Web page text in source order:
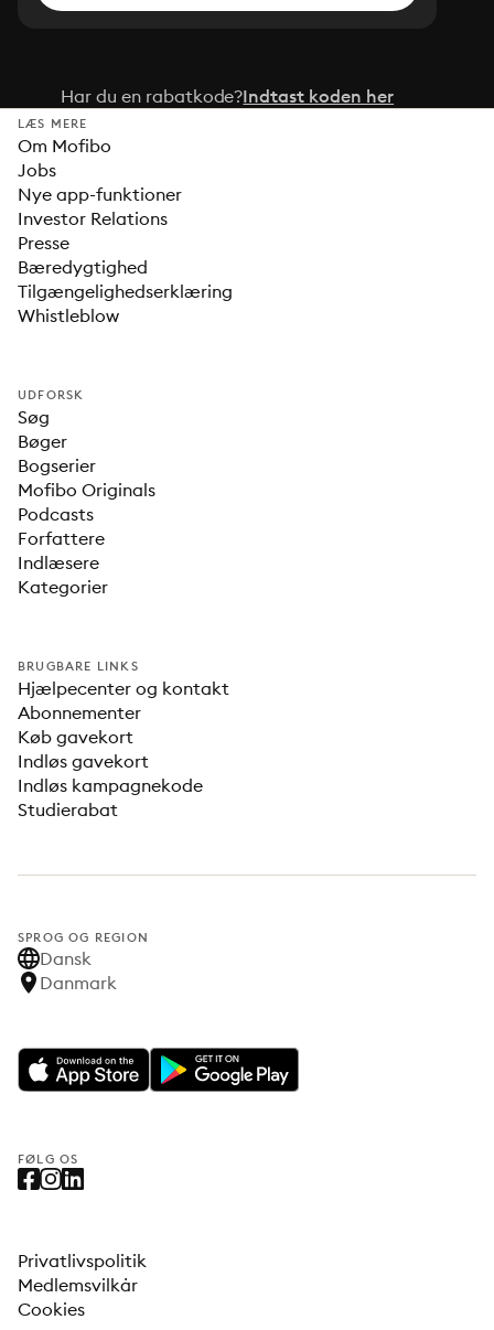
Har du en rabatkode?Indtast koden her
LÆS MERE
Om Mofibo
Jobs
Nye app-funktioner
Investor Relations
Presse
Bæredygtighed
Tilgængelighedserklæring
Whistleblow
UDFORSK
Søg
Bøger
Bogserier
Mofibo Originals
Podcasts
Forfattere
Indlæsere
Kategorier
BRUGBARE LINKS
Hjælpecenter og kontakt
Abonnementer
Køb gavekort
Indløs gavekort
Indløs kampagnekode
Studierabat
SPROG OG REGION
Dansk
Danmark
FØLG OS
Privatlivspolitik
Medlemsvilkår
Cookies